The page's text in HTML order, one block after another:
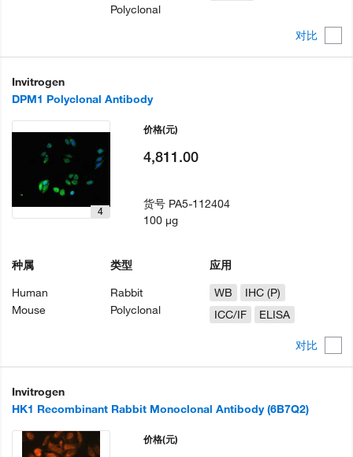
对比
Polyclonal
Invitrogen
DPM1 Polyclonal Antibody
对比
4
种属
Human
Mouse
类型
Rabbit
Polyclonal
应用
WB
IHC (P)
ICC/IF
ELISA
价格(元)
4,811.00
货号 PA5-112404
100 µg
Invitrogen
HK1 Recombinant Rabbit Monoclonal Antibody (6B7Q2)
价格(元)